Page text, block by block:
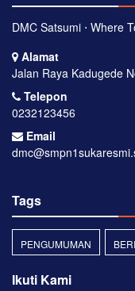
DMC Satsumi ⋅ Where
Alamat
Jalan Raya Kadugede
Telepon
0232123456
Email
Tags
PENGUMUMAN
Ikuti Kami